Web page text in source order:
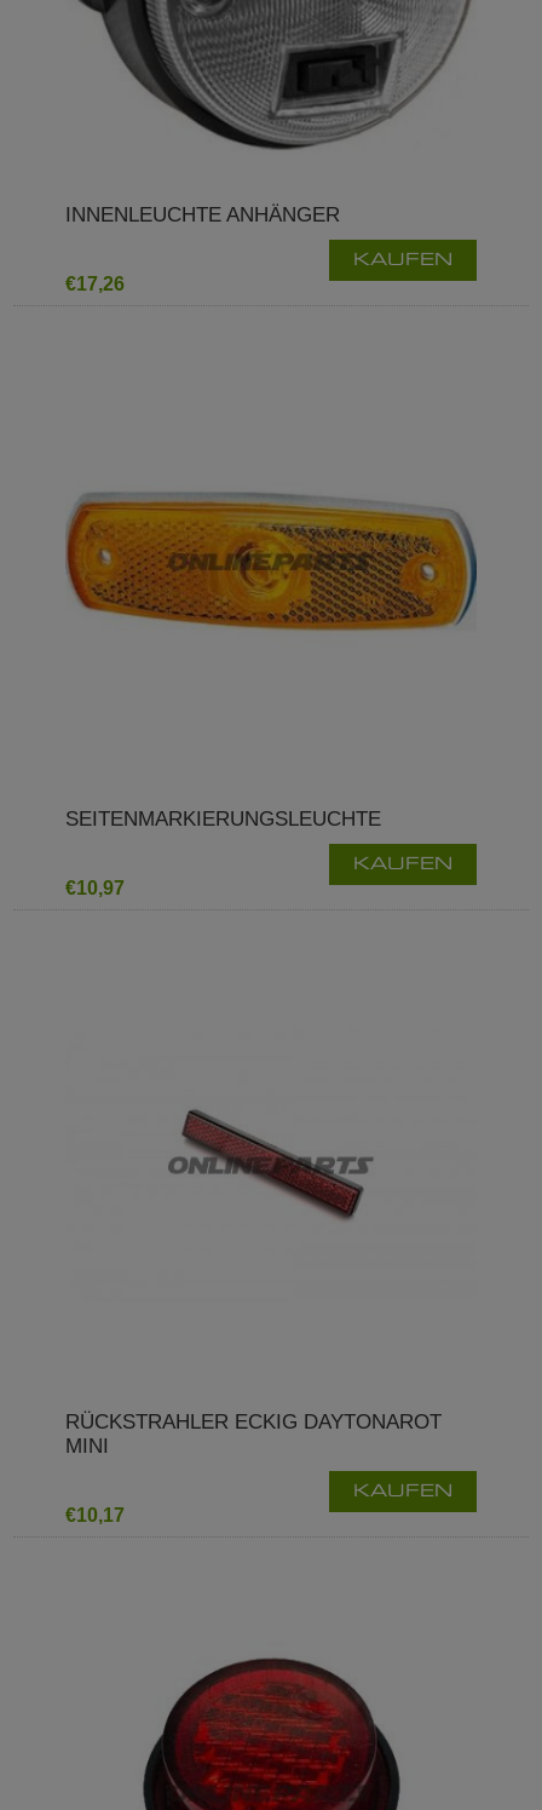
INNENLEUCHTE ANHÄNGER
€17,26
KAUFEN
SEITENMARKIERUNGSLEUCHTE
€10,97
KAUFEN
RÜCKSTRAHLER ECKIG DAYTONAROT
MINI
€10,17
KAUFEN